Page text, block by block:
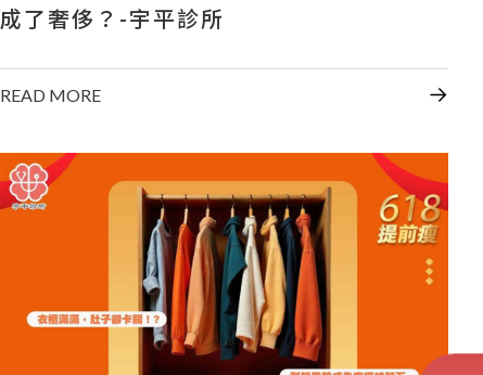
成了奢侈？-宇平診所
READ MORE